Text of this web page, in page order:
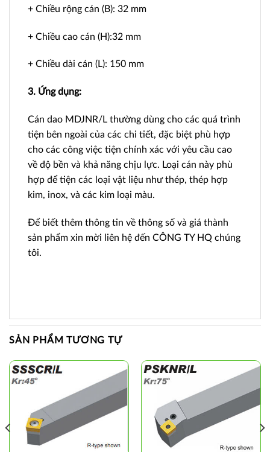
+ Chiều rộng cán (B): 32 mm
+ Chiều cao cán (H):32 mm
+ Chiều dài cán (L): 150 mm
3. Ứng dụng:
Cán dao MDJNR/L thường dùng cho các quá trình
tiện bên ngoài của các chi tiết, đặc biệt phù hợp
cho các công việc tiện chính xác với yêu cầu cao
về độ bền và khả năng chịu lực. Loại cán này phù
hợp để tiện các loại vật liệu như thép, thép hợp
kim, inox, và các kim loại màu.
Để biết thêm thông tin về thông số và giá thành
sản phẩm xin mời liên hệ đến CÔNG TY HQ chúng
tôi.
SẢN PHẨM TƯƠNG TỰ